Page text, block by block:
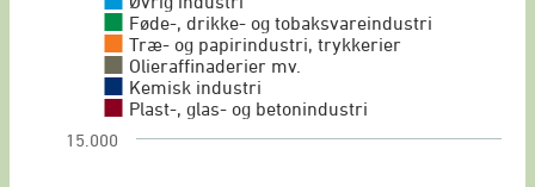
View as data table, Udledning fra industri (i
The chart has 1 X axis displaying categories.
The chart has 1 Y axis displaying 1.000 ton.
Føde-, drikke- og tobaksvareindustri
Træ- og papirindustri, trykkerier
Olieraffinaderier mv.
Kemisk industri
Plast-, glas- og betonindustri
15.000